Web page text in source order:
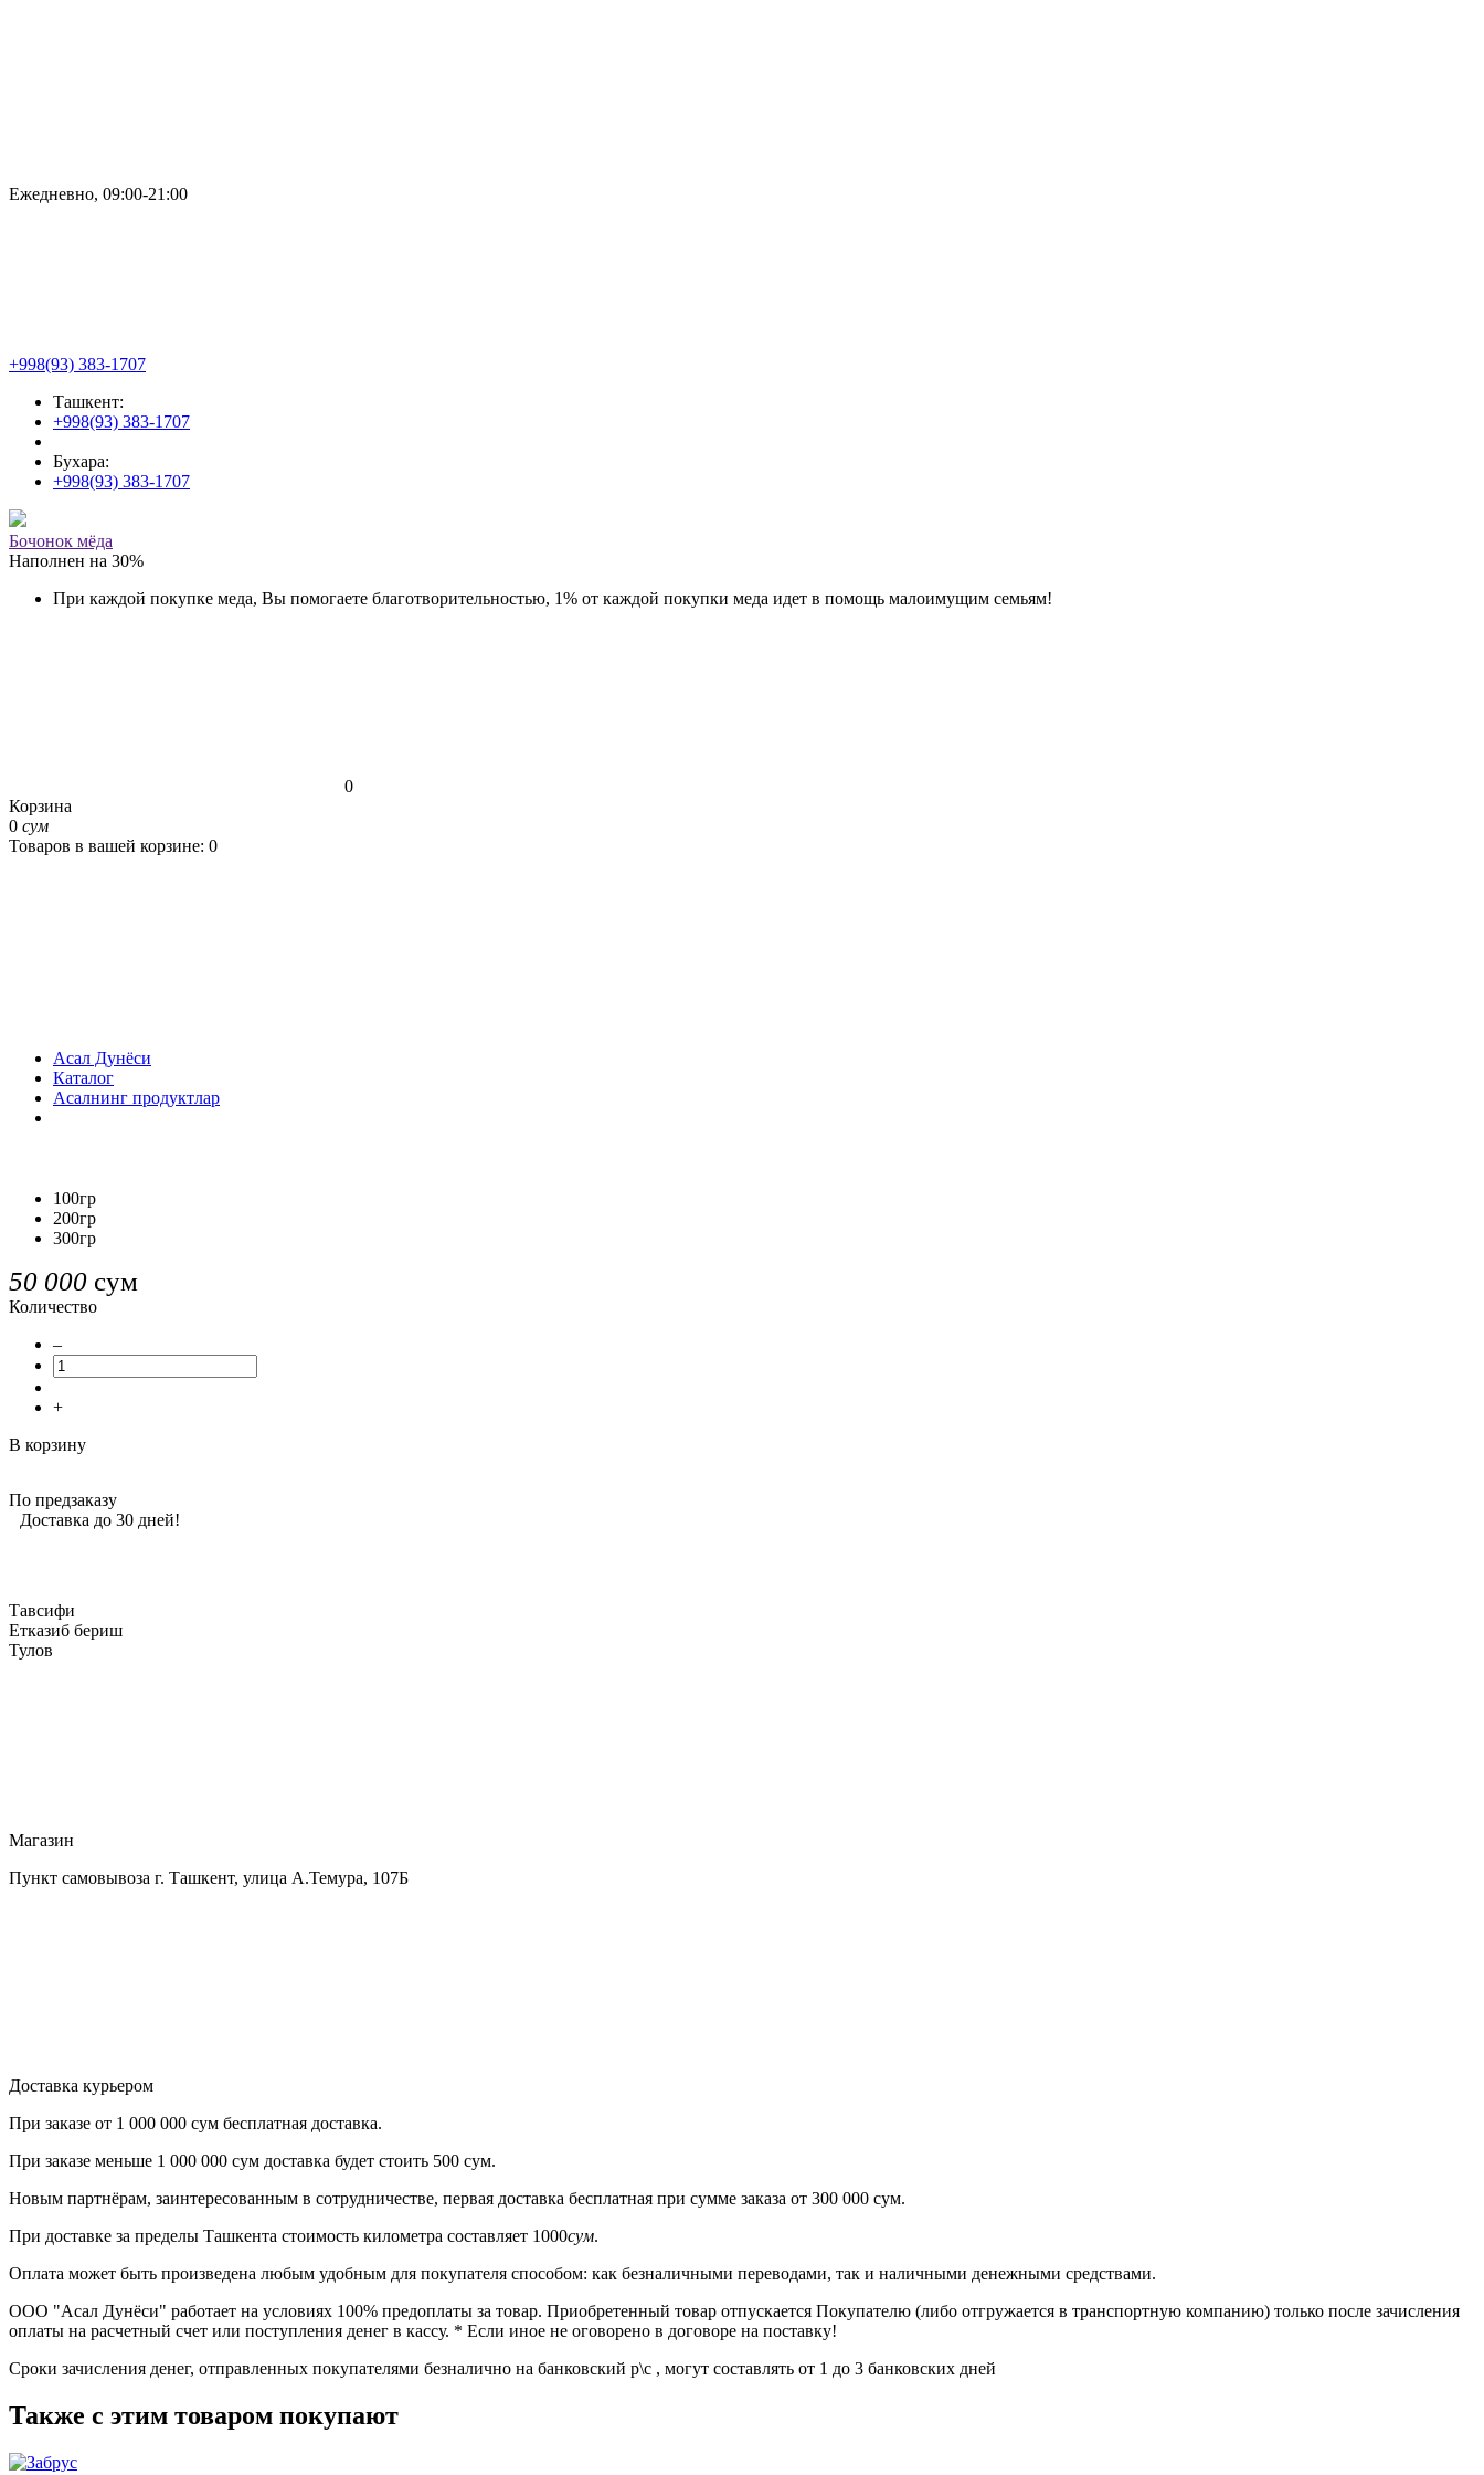
Ежедневно, 09:00-21:00
+998(93) 383-1707
Ташкент:
+998(93) 383-1707
Бухара:
+998(93) 383-1707
Бочонок мёда
Наполнен на 30%
При каждой покупке меда, Вы помогаете благотворительностью, 1% от каждой покупки меда идет в помощь малоимущим семьям!
0
Корзина
0 сум
Товаров в вашей корзине: 0
Асал Дунёси
Каталог
Асалнинг продуктлар
100гр
200гр
300гр
50 000 сум
Количество
–
+
В корзину
По предзаказу
Доставка до 30 дней!
Тавсифи
Етказиб бериш
Тулов
Магазин
Пункт самовывоза г. Ташкент, улица А.Темура, 107Б
Доставка курьером
При заказе от 1 000 000 сум бесплатная доставка.
При заказе меньше 1 000 000 сум доставка будет стоить 500 сум.
Новым партнёрам, заинтересованным в сотрудничестве, первая доставка бесплатная при сумме заказа от 300 000 сум.
При доставке за пределы Ташкента стоимость километра составляет 1000сум.
Оплата может быть произведена любым удобным для покупателя способом: как безналичными переводами, так и наличными денежными средствами.
ООО "Асал Дунёси" работает на условиях 100% предоплаты за товар. Приобретенный товар отпускается Покупателю (либо отгружается в транспортную компанию) только после зачисления
оплаты на расчетный счет или поступления денег в кассу. * Если иное не оговорено в договоре на поставку!
Сроки зачисления денег, отправленных покупателями безналично на банковский р\с , могут составлять от 1 до 3 банковских дней
Также с этим товаром покупают